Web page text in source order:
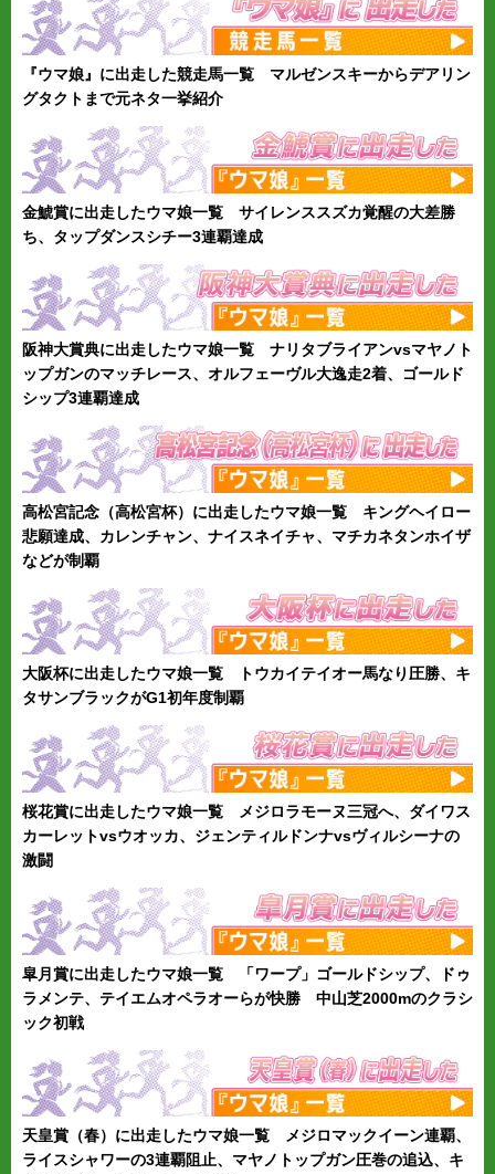
『ウマ娘』に出走した競走馬一覧 マルゼンスキーからデアリン
グタクトまで元ネタ一挙紹介
金鯱賞に出走したウマ娘一覧 サイレンススズカ覚醒の大差勝
ち、タップダンスシチー3連覇達成
阪神大賞典に出走したウマ娘一覧 ナリタブライアンvsマヤノト
ップガンのマッチレース、オルフェーヴル大逸走2着、ゴールド
シップ3連覇達成
高松宮記念（高松宮杯）に出走したウマ娘一覧 キングヘイロー
悲願達成、カレンチャン、ナイスネイチャ、マチカネタンホイザ
などが制覇
大阪杯に出走したウマ娘一覧 トウカイテイオー馬なり圧勝、キ
タサンブラックがG1初年度制覇
桜花賞に出走したウマ娘一覧 メジロラモーヌ三冠へ、ダイワス
カーレットvsウオッカ、ジェンティルドンナvsヴィルシーナの
激闘
皐月賞に出走したウマ娘一覧 「ワープ」ゴールドシップ、ドゥ
ラメンテ、テイエムオペラオーらが快勝 中山芝2000mのクラシ
ック初戦
天皇賞（春）に出走したウマ娘一覧 メジロマックイーン連覇、
ライスシャワーの3連覇阻止、マヤノトップガン圧巻の追込、キ